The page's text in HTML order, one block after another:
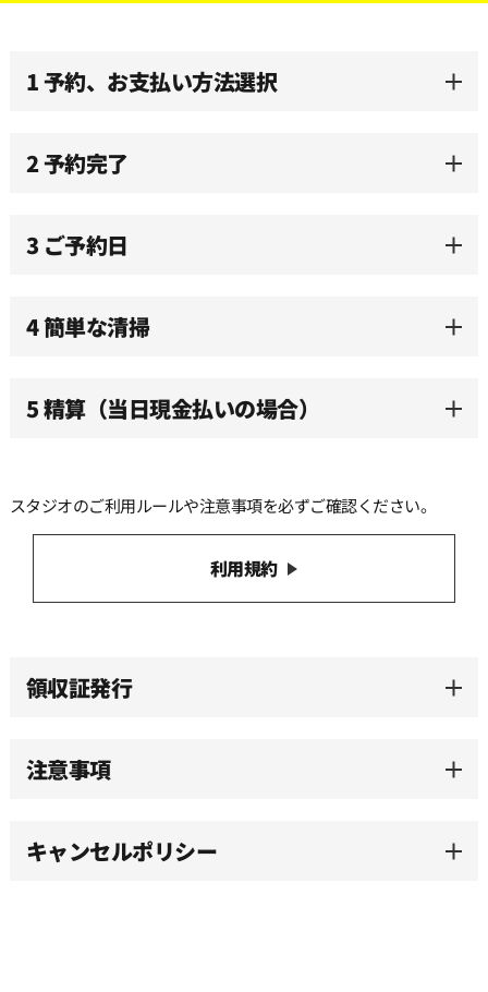
1 予約、お支払い方法選択
2 予約完了
3 ご予約日
4 簡単な清掃
5 精算（当日現金払いの場合）
スタジオのご利用ルールや注意事項を必ずご確認ください。
利用規約
領収証発行
注意事項
キャンセルポリシー